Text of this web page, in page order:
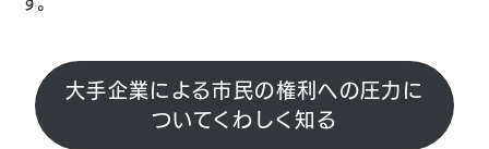
大手企業による市民の権利への圧力に
ついてくわしく知る